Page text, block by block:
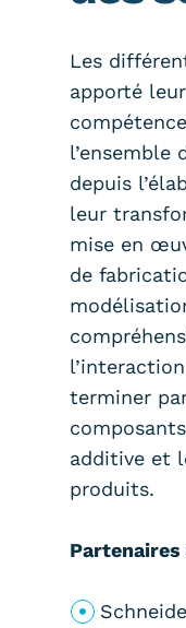
Les
apporté
l’ensemble
depuis
leur
mise en
de
terminer
additive et
produits.